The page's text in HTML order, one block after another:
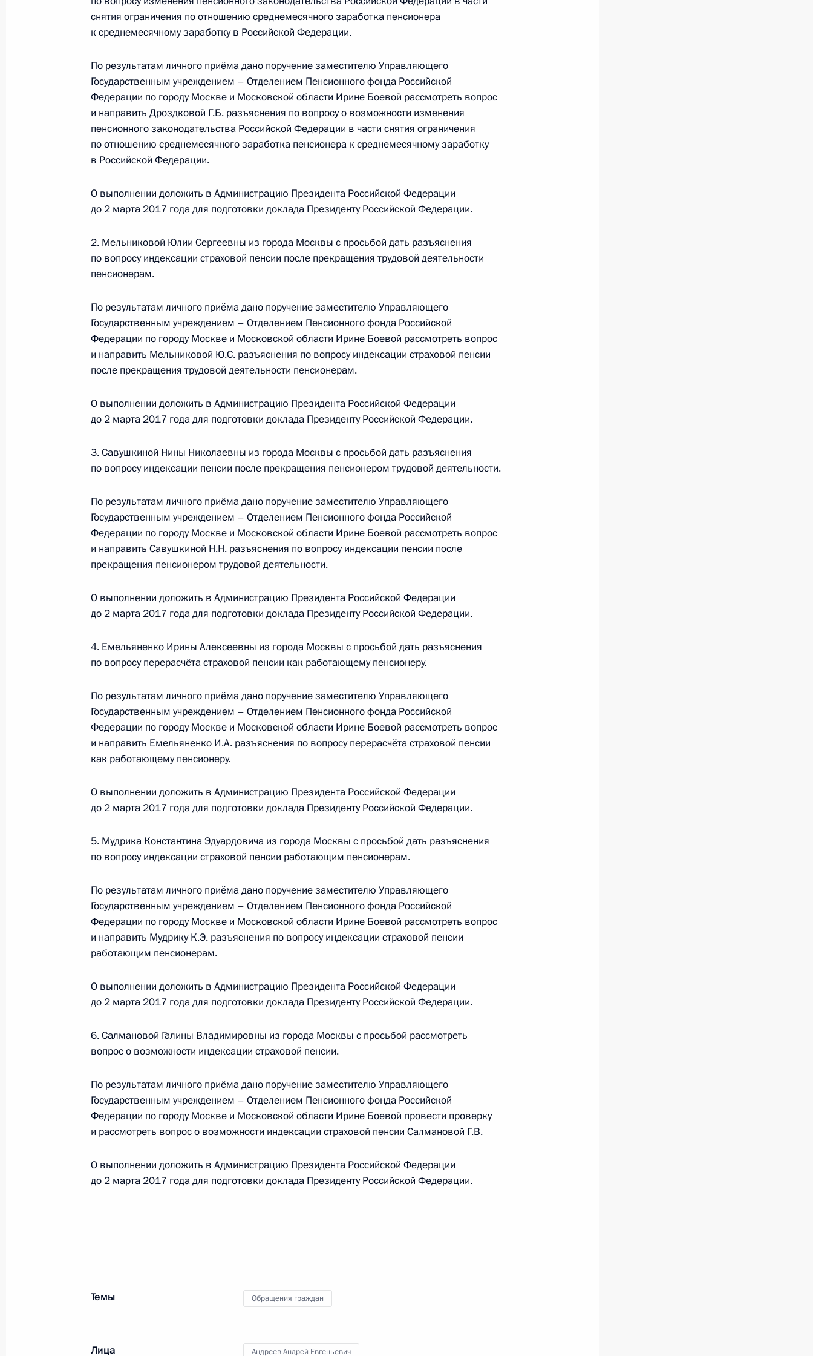
3 февраля 2017 года, 11:51
работы в Калининградской области мобильной приёмной Президента
3 февраля 2017 года, 11:48
Продлён контроль исполнения поручения, данного по итогам личного приёма
в режиме видео-конференц-связи жителя Брянской области, проведённого
Российской Федерации Владимиром Толстым в Приёмной Президента Российской
Федерации по приёму граждан в Москве 29 ноября 2016 года
3 февраля 2017 года, 11:47
в режиме видео-конференц-связи жительницы города Москвы, проведённого
по поручению Президента Российской Федерации начальником Управления
Президента Российской Федерации по работе с обращениями граждан
и организаций Михаилом Михайловским в Приёмной Президента Российской
Федерации по приёму граждан в Москве 3 декабря 2014 года
2 февраля 2017 года, четверг
2 февраля 2017 года по поручению Президента Российской Федерации начальник
провёл в Приёмной Президента Российской Федерации по приёму граждан
в Москве личный приём граждан в режиме видео-конференц-связи
2 февраля 2017 года, 15:36
2 февраля 2017 года по поручению Президента Российской Федерации
Управляющий Государственным учреждением – Отделением Пенсионного фонда
провёл в Приёмной Президента Российской Федерации по приёму граждан
в Москве личный приём граждан
Исполнено поручение, данное по итогам личного приёма в режиме видео-
конференц-связи жительницы Воронежской области, проведённого по поручению
Президента Российской Федерации Магомедсаламом Магомедовым в Приёмной
Президента Российской Федерации по приёму граждан в Москве 27 октября
2 февраля 2017 года, 15:33
Продолжен контроль исполнения поручения, данного по итогам личного приёма
в режиме видео-конференц-связи жителя Республики Дагестан, проведённого
по поручению Президента Российской Федерации советником Президента
Российской Федерации Александрой Левицкой в Приёмной Президента Российской
2 февраля 2017 года, 15:31
Продолжен контроль исполнения поручения, данного по итогам личного приёма
в режиме видео-конференц-связи жительницы Самарской области, проведённого
Президента Российской Федерации по обеспечению деятельности Государственного
совета Российской Федерации Михаилом Брюхановым в Приёмной Президента
Российской Федерации по приёму граждан в Москве 12 декабря 2013 года
2 февраля 2017 года, 15:29
снятия ограничения по отношению среднемесячного заработка пенсионера
к среднемесячному заработку в Российской Федерации.
По результатам личного приёма дано поручение заместителю Управляющего
Государственным учреждением – Отделением Пенсионного фонда Российской
Федерации по городу Москве и Московской области Ирине Боевой рассмотреть вопрос
и направить Дроздковой Г.Б. разъяснения по вопросу о возможности изменения
пенсионного законодательства Российской Федерации в части снятия ограничения
по отношению среднемесячного заработка пенсионера к среднемесячному заработку
в Российской Федерации.
О выполнении доложить в Администрацию Президента Российской Федерации
до 2 марта 2017 года для подготовки доклада Президенту Российской Федерации.
2. Мельниковой Юлии Сергеевны из города Москвы с просьбой дать разъяснения
по вопросу индексации страховой пенсии после прекращения трудовой деятельности
пенсионерам.
По результатам личного приёма дано поручение заместителю Управляющего
Государственным учреждением – Отделением Пенсионного фонда Российской
Федерации по городу Москве и Московской области Ирине Боевой рассмотреть вопрос
и направить Мельниковой Ю.С. разъяснения по вопросу индексации страховой пенсии
после прекращения трудовой деятельности пенсионерам.
О выполнении доложить в Администрацию Президента Российской Федерации
до 2 марта 2017 года для подготовки доклада Президенту Российской Федерации.
3. Савушкиной Нины Николаевны из города Москвы с просьбой дать разъяснения
по вопросу индексации пенсии после прекращения пенсионером трудовой деятельности.
По результатам личного приёма дано поручение заместителю Управляющего
Государственным учреждением – Отделением Пенсионного фонда Российской
Федерации по городу Москве и Московской области Ирине Боевой рассмотреть вопрос
и направить Савушкиной Н.Н. разъяснения по вопросу индексации пенсии после
прекращения пенсионером трудовой деятельности.
О выполнении доложить в Администрацию Президента Российской Федерации
до 2 марта 2017 года для подготовки доклада Президенту Российской Федерации.
4. Емельяненко Ирины Алексеевны из города Москвы с просьбой дать разъяснения
по вопросу перерасчёта страховой пенсии как работающему пенсионеру.
По результатам личного приёма дано поручение заместителю Управляющего
Государственным учреждением – Отделением Пенсионного фонда Российской
Федерации по городу Москве и Московской области Ирине Боевой рассмотреть вопрос
и направить Емельяненко И.А. разъяснения по вопросу перерасчёта страховой пенсии
как работающему пенсионеру.
О выполнении доложить в Администрацию Президента Российской Федерации
до 2 марта 2017 года для подготовки доклада Президенту Российской Федерации.
5. Мудрика Константина Эдуардовича из города Москвы с просьбой дать разъяснения
по вопросу индексации страховой пенсии работающим пенсионерам.
По результатам личного приёма дано поручение заместителю Управляющего
Государственным учреждением – Отделением Пенсионного фонда Российской
Федерации по городу Москве и Московской области Ирине Боевой рассмотреть вопрос
и направить Мудрику К.Э. разъяснения по вопросу индексации страховой пенсии
работающим пенсионерам.
О выполнении доложить в Администрацию Президента Российской Федерации
до 2 марта 2017 года для подготовки доклада Президенту Российской Федерации.
6. Салмановой Галины Владимировны из города Москвы с просьбой рассмотреть
вопрос о возможности индексации страховой пенсии.
По результатам личного приёма дано поручение заместителю Управляющего
Государственным учреждением – Отделением Пенсионного фонда Российской
Федерации по городу Москве и Московской области Ирине Боевой провести проверку
и рассмотреть вопрос о возможности индексации страховой пенсии Салмановой Г.В.
О выполнении доложить в Администрацию Президента Российской Федерации
до 2 марта 2017 года для подготовки доклада Президенту Российской Федерации.
Темы Обращения граждан
Лица Андреев Андрей Евгеньевич